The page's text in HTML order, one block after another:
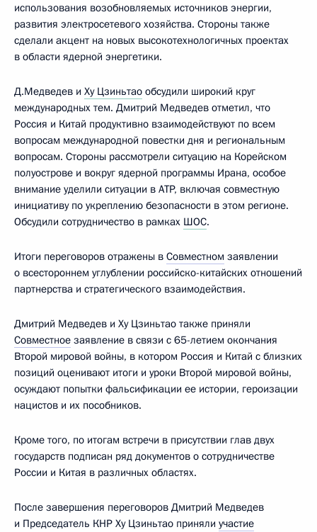
использования возобновляемых источников энергии,
развития электросетевого хозяйства. Стороны также
сделали акцент на новых высокотехнологичных проектах
в области ядерной энергетики.
Д.Медведев и Ху Цзиньтао обсудили широкий круг
международных тем. Дмитрий Медведев отметил, что
Россия и Китай продуктивно взаимодействуют по всем
вопросам международной повестки дня и региональным
вопросам. Стороны рассмотрели ситуацию на Корейском
полуострове и вокруг ядерной программы Ирана, особое
внимание уделили ситуации в АТР, включая совместную
инициативу по укреплению безопасности в этом регионе.
Обсудили сотрудничество в рамках ШОС.
Итоги переговоров отражены в Совместном заявлении
о всестороннем углублении российско-китайских отношений
партнерства и стратегического взаимодействия.
Дмитрий Медведев и Ху Цзиньтао также приняли
Совместное заявление в связи с 65-летием окончания
Второй мировой войны, в котором Россия и Китай с близких
позиций оценивают итоги и уроки Второй мировой войны,
осуждают попытки фальсификации ее истории, героизации
нацистов и их пособников.
Кроме того, по итогам встречи в присутствии глав двух
государств подписан ряд документов о сотрудничестве
России и Китая в различных областях.
После завершения переговоров Дмитрий Медведев
и Председатель КНР Ху Цзиньтао приняли участие